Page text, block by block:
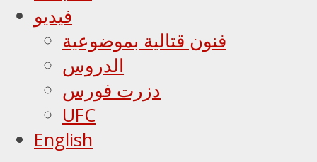
فيديو
فنون قتالية بموضوعية
الدروس
دزرت فورس
UFC
English